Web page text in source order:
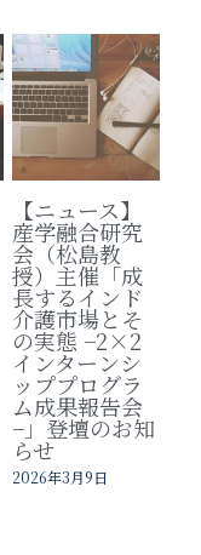
【ニュース】
産学融合研究
会（松島教
授）主催「成
長するインド
介護市場とそ
の実態 −2×2
インターンシ
ッププログラ
ム成果報告会
−」登壇のお知
らせ
2026年3月9日